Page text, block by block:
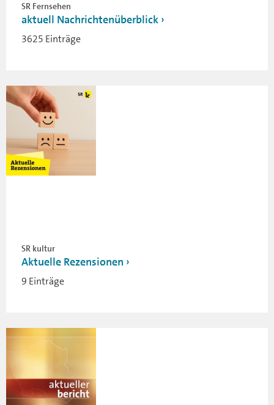
SR Fernsehen
aktuell Nachrichtenüberblick
3625 Einträge
SR kultur
Aktuelle Rezensionen
9 Einträge